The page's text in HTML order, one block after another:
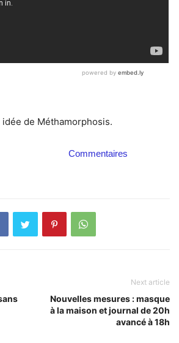
idée de Méthamorphosis.
Commentaires
Next article
Nouvelles mesures : masque
à la maison et journal de 20h
avancé à 18h